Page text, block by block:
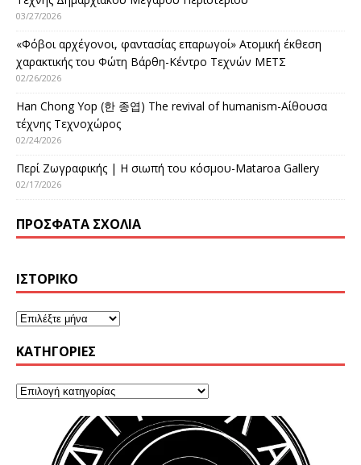
03/27/2026
«Φόβοι αρχέγονοι, φαντασίας επαρωγοί» Ατομική έκθεση
χαρακτικής του Φώτη Βάρθη-Κέντρο Τεχνών ΜΕΤΣ
02/26/2026
Han Chong Yop (한 종엽) The revival of humanism-Αίθουσα
τέχνης Τεχνοχώρος
02/24/2026
Περί Ζωγραφικής | Η σιωπή του κόσμου-Mataroa Gallery
02/17/2026
ΠΡΌΣΦΑΤΑ ΣΧΌΛΙΑ
ΙΣΤΟΡΙΚΌ
KΑΤΗΓΟΡΊΕΣ